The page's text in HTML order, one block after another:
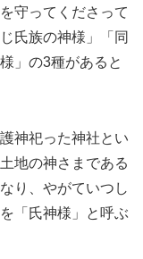
守ってくださって
氏族の神様」「同
」の3種があると
神祀った神社とい
地の神さまである
り、やがていつし
「氏神様」と呼ぶ